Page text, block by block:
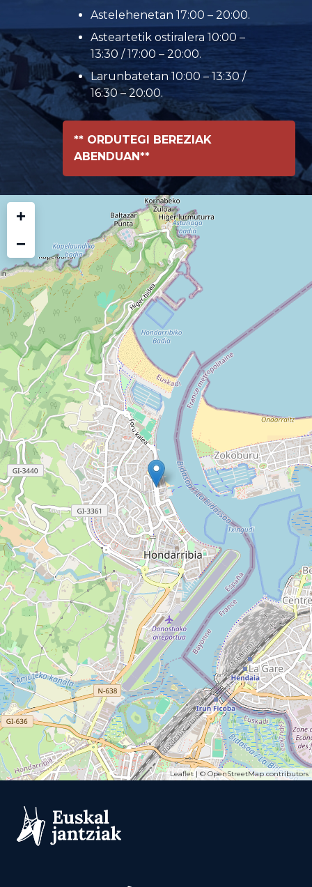
Astelehenetan 17:00 – 20:00.
Asteartetik ostiralera 10:00 –
13:30 / 17:00 – 20:00.
Larunbatetan 10:00 – 13:30 /
16:30 – 20:00.
** ORDUTEGI BEREZIAK
ABENDUAN**
+
−
Leaflet| © OpenStreetMapcontributors